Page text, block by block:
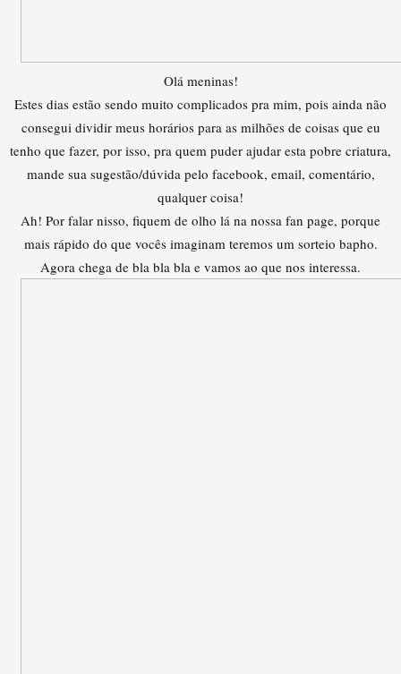
Olá meninas!
Estes dias estão sendo muito complicados pra mim, pois ainda não
consegui dividir meus horários para as milhões de coisas que eu
tenho que fazer, por isso, pra quem puder ajudar esta pobre criatura,
mande sua sugestão/dúvida pelo facebook, email, comentário,
qualquer coisa!
Ah! Por falar nisso, fiquem de olho lá na nossa fan page, porque
mais rápido do que vocês imaginam teremos um sorteio bapho.
Agora chega de bla bla bla e vamos ao que nos interessa.